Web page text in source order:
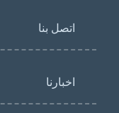
اتصل بنا
اخبارنا